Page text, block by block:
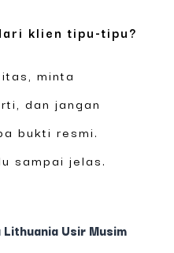
klien tipu-tipu?
minta
dan jangan
bukti resmi.
sampai jelas.
Usir Musim